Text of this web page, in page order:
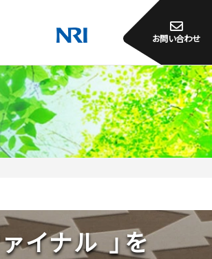
お問い合わせ
イナル 」を